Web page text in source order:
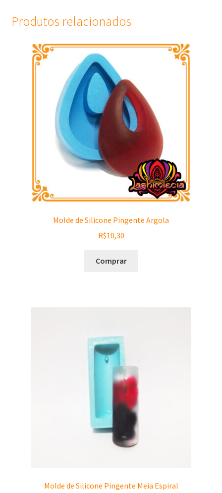
Produtos relacionados
Molde de Silicone Pingente Argola
R$10,30
Comprar
Molde de Silicone Pingente Meia Espiral